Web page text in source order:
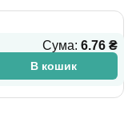
Сума: 6.76 ₴
В кошик